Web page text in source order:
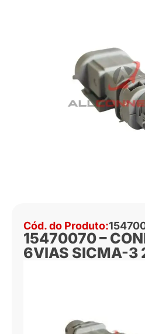
Cód. do Produto:
15470070 –
6VIAS SICMA-3